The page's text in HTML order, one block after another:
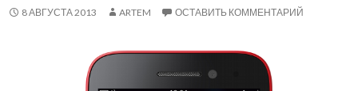
8 АВГУСТА 2013 ARTEM ОСТАВИТЬ КОММЕНТАРИЙ